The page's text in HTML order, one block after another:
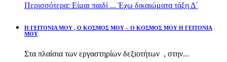
Περισσότερα: Είμαι παιδί ... Έχω δικαιώματα τάξη Δ΄
Η ΓΕΙΤΟΝΙΑ ΜΟΥ , Ο ΚΟΣΜΟΣ ΜΟΥ – Ο ΚΟΣΜΟΣ ΜΟΥ Η ΓΕΙΤΟΝΙΑ
ΜΟΥ
Στα πλαίσια των εργαστηρίων δεξιοτήτων , στην...